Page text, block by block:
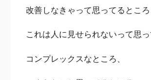
改善しなきゃって思ってるところ
これは人に見せられないって思
コンプレックスなところ、